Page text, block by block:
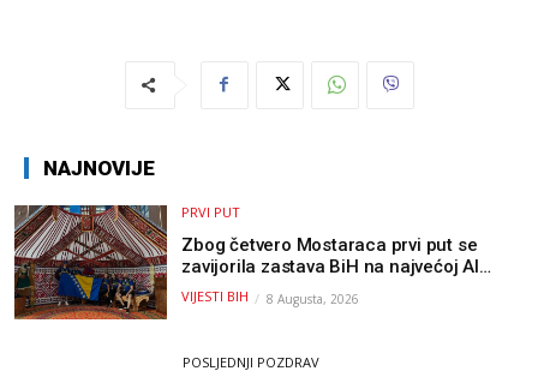
NAJNOVIJE
PRVI PUT
Zbog četvero Mostaraca prvi put se
zavijorila zastava BiH na najvećoj AI
olimpijadi, a sada je njihov mentor
postao član komiteta Međunarodne
VIJESTI BIH 8 Augusta, 2026
POSLJEDNJI POZDRAV